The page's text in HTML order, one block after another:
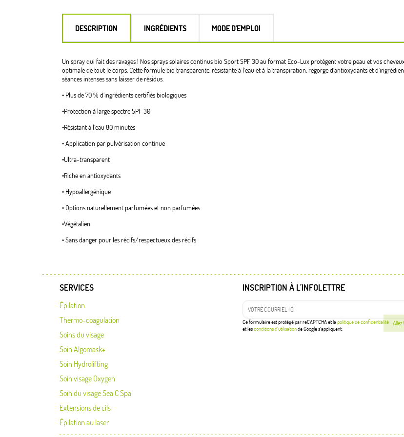
DESCRIPTION INGRÉDIENTS MODE D'EMPLOI
Un spray qui fait des ravages ! Nos sprays solaires continus bio Sport SPF 30 au format Eco-Lux protègent votre peau et vos
optimale de tout le corps. Cette formule bio transparente, résistante à l’eau et à la transpiration, regorge d’antioxydants et
séances intenses sans laisser de résidus.
• Plus de 70 % d’ingrédients certifiés biologiques
•Protection à large spectre SPF 30
•Résistant à l’eau 80 minutes
• Application par pulvérisation continue
•Ultra-transparent
•Riche en antioxydants
• Hypoallergénique
• Options naturellement parfumées et non parfumées
•Végétalien
• Sans danger pour les récifs/respectueux des récifs
SERVICES
Épilation
Thermo-coagulation
Soins du visage
Soin Algomask+
Soin Hydrolifting
Soin visage Oxygen
Soin du visage Sea C Spa
Extensions de cils
Épilation au laser
INSCRIPTION À L’INFOLETTRE
Ce formulaire est protégé par reCAPTCHA et lapolitique de confidentialité
et lesconditions d’utilisationde Google s’appliquent.